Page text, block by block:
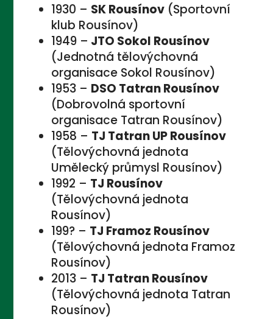
1930 – SK Rousínov(Sportovní
klub Rousínov)
1949 – JTO Sokol Rousínov
(Jednotná tělovýchovná
organisace Sokol Rousínov)
1953 – DSO Tatran Rousínov
(Dobrovolná sportovní
organisace Tatran Rousínov)
1958 – TJ Tatran UP Rousínov
(Tělovýchovná jednota
Umělecký průmysl Rousínov)
1992 – TJ Rousínov
(Tělovýchovná jednota
Rousínov)
199? – TJ Framoz Rousínov
(Tělovýchovná jednota Framoz
Rousínov)
2013 – TJ Tatran Rousínov
(Tělovýchovná jednota Tatran
Rousínov)